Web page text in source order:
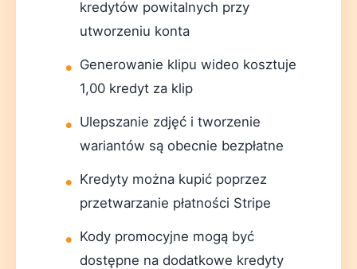
kredytów powitalnych przy
utworzeniu konta
Generowanie klipu wideo kosztuje
1,00 kredyt za klip
Ulepszanie zdjęć i tworzenie
wariantów są obecnie bezpłatne
Kredyty można kupić poprzez
przetwarzanie płatności Stripe
Kody promocyjne mogą być
dostępne na dodatkowe kredyty